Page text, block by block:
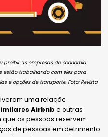
proibir as empresas de economia
estão trabalhando com eles para
e opções de transporte. Foto: Revista
uma relação
Airbnb e outras
as pessoas reservem
de pessoas em detrimento